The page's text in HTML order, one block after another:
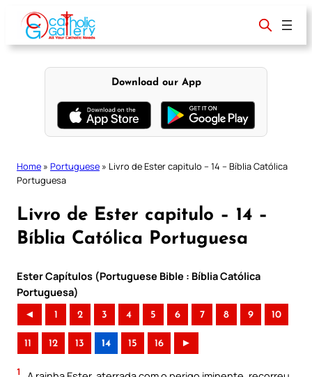
content
Download our App
Home » Portuguese » Livro de Ester capitulo – 14 – Bíblia Católica
Portuguesa
Livro de Ester capitulo – 14 –
Bíblia Católica Portuguesa
Ester Capítulos (Portuguese Bible : Bíblia Católica
Portuguesa)
◄ 1 2 3 4 5 6 7 8 9 10
11 12 13 14 15 16 ►
1